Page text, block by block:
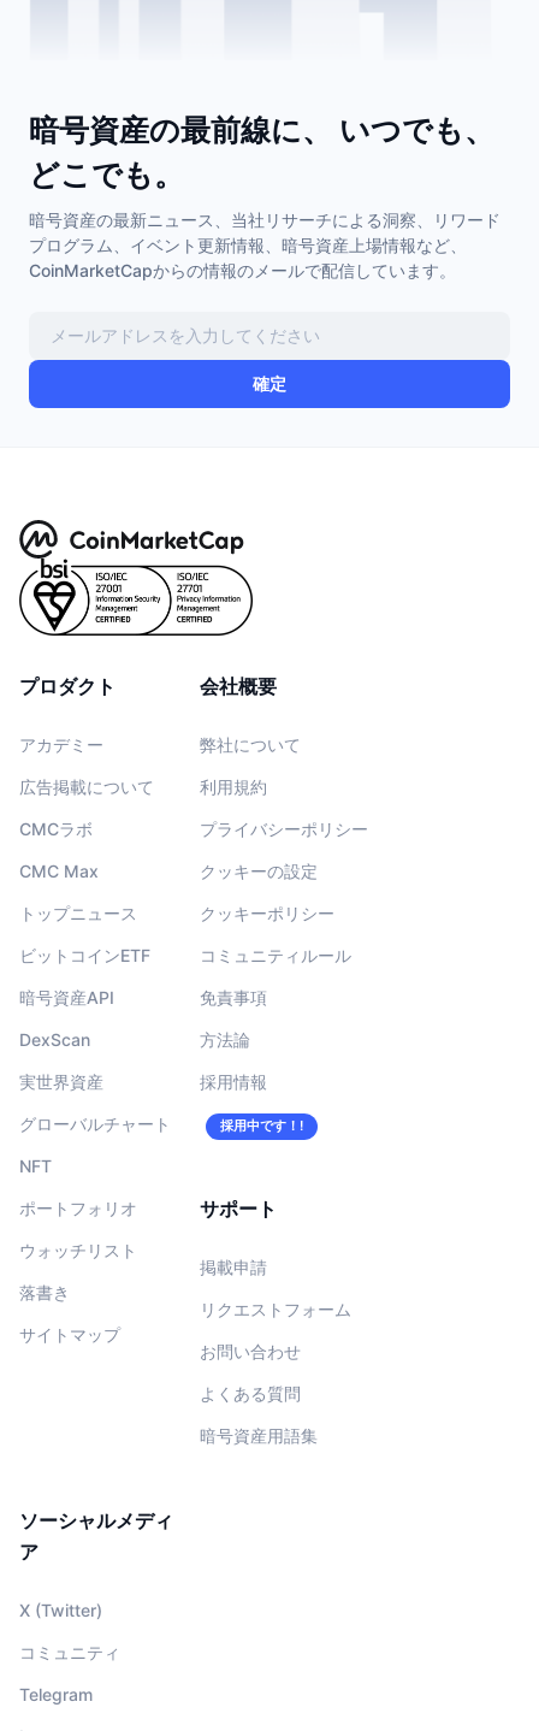
トレンド
新着
クリプト
スポーツ
NFT
NFT総合統計
今後の販売予定
暗号資産ETF
ビットコインETF
イーサリアムETF
概要
清算
ファンディングレート
CMC MCP
x402
ニュース
アカデミー
リサーチ
キャンペーン
エアドロップ
ダイヤモンド・リワード
学んで稼ぐ
ICOカレンダー
イベントカレンダー
暗号資産の最前線に、 いつでも、
どこでも。
暗号資産の最新ニュース、当社リサーチによる洞察、リワード
プログラム、イベント更新情報、暗号資産上場情報など、
CoinMarketCapからの情報のメールで配信しています。
確定
プロダクト
アカデミー
広告掲載について
CMCラボ
CMC Max
トップニュース
ビットコインETF
暗号資産API
DexScan
実世界資産
グローバルチャート
NFT
ポートフォリオ
ウォッチリスト
落書き
サイトマップ
会社概要
弊社について
利用規約
プライバシーポリシー
クッキーの設定
クッキーポリシー
コミュニティルール
免責事項
方法論
採用情報
採用中です！!
サポート
掲載申請
リクエストフォーム
お問い合わせ
よくある質問
暗号資産用語集
ソーシャルメディ
ア
X (Twitter)
コミュニティ
Telegram